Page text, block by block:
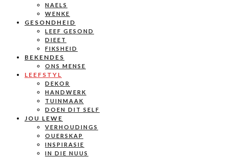
NAELS
WENKE
GESONDHEID
LEEF GESOND
DIEET
FIKSHEID
BEKENDES
ONS MENSE
LEEFSTYL
DEKOR
HANDWERK
TUINMAAK
DOEN DIT SELF
JOU LEWE
VERHOUDINGS
OUERSKAP
INSPIRASIE
IN DIE NUUS